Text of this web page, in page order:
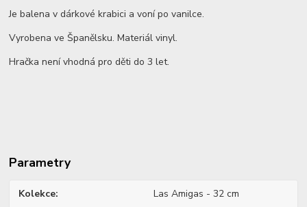
Je balena v dárkové krabici a voní po vanilce.
Vyrobena ve Španělsku. Materiál vinyl.
Hračka není vhodná pro děti do 3 let.
Parametry
Kolekce Las Amigas - 32 cm